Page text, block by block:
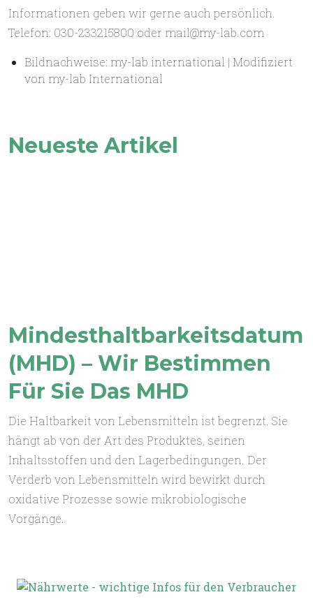
Informationen geben wir gerne auch persönlich.
Telefon: 030-233215800 oder mail@my-lab.com
Bildnachweise: my-lab international | Modifiziert
von my-lab International
Neueste Artikel
Mindesthaltbarkeitsdatum
(MHD) – Wir Bestimmen
Für Sie Das MHD
Die Haltbarkeit von Lebensmitteln ist begrenzt. Sie
hängt ab von der Art des Produktes, seinen
Inhaltsstoffen und den Lagerbedingungen. Der
Verderb von Lebensmitteln wird bewirkt durch
oxidative Prozesse sowie mikrobiologische
Vorgänge.